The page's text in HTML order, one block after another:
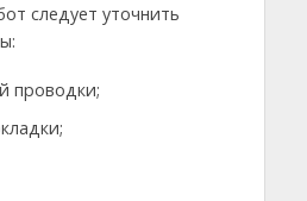
следует уточнить
проводки;